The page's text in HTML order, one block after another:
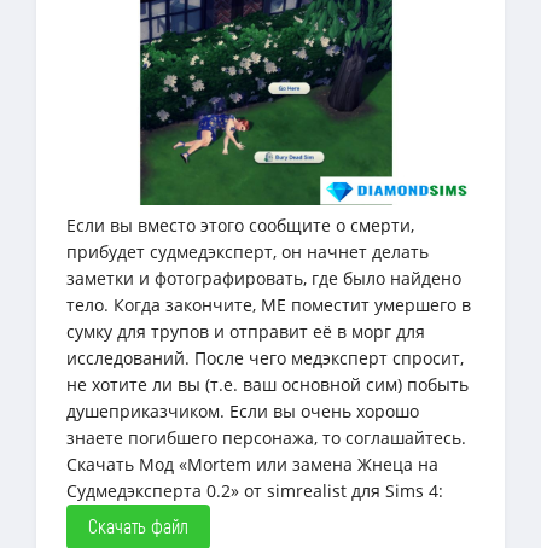
Если вы вместо этого сообщите о смерти,
прибудет судмедэксперт, он начнет делать
заметки и фотографировать, где было найдено
тело. Когда закончите, ME поместит умершего в
сумку для трупов и отправит её в морг для
исследований. После чего медэксперт спросит,
не хотите ли вы (т.е. ваш основной сим) побыть
душеприказчиком. Если вы очень хорошо
знаете погибшего персонажа, то соглашайтесь.
Скачать Мод «Mortem или замена Жнеца на
Судмедэксперта 0.2» от simrealist для Sims 4:
Скачать файл